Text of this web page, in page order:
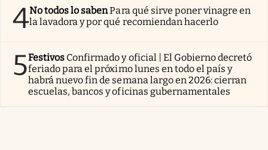
4No todos lo sabenPara qué sirve poner vinagre en
la lavadora y por qué recomiendan hacerlo
5Festivos Confirmado y oficial | El Gobierno decretó
feriado para el próximo lunes en todo el país y
habrá nuevo fin de semana largo en 2026: cierran
escuelas, bancos y oficinas gubernamentales